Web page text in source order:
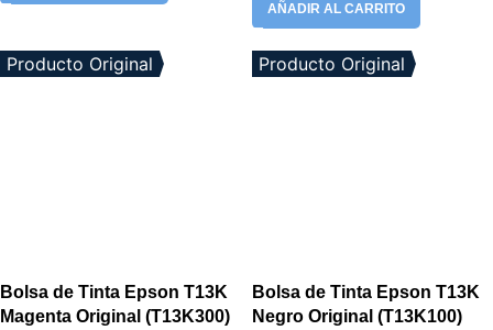
AÑADIR AL CARRITO
Producto Original
Bolsa de Tinta Epson T13K
Magenta Original (T13K300)
Producto Original
Bolsa de Tinta Epson T13K
Negro Original (T13K100)